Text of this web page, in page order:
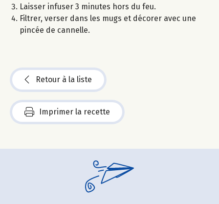
Laisser infuser 3 minutes hors du feu.
Filtrer, verser dans les mugs et décorer avec une
pincée de cannelle.
Retour à la liste
Imprimer la recette